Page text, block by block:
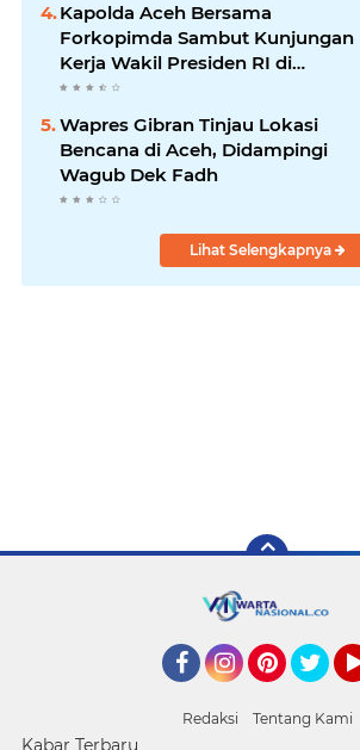
Kapolda Aceh Bersama
Forkopimda Sambut Kunjungan
Kerja Wakil Presiden RI di
Kabupaten Bireuen
Wapres Gibran Tinjau Lokasi
Bencana di Aceh, Didampingi
Wagub Dek Fadh
Lihat Selengkapnya
Redaksi Tentang Kami
Kabar Terbaru